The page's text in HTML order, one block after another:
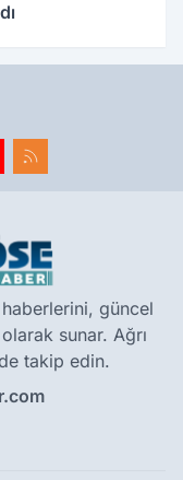
güncel
sunar. Ağrı
takip edin.